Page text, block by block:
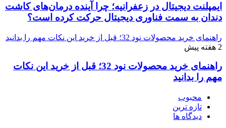
ایمپلنت دیجیتال در زعفرانیه؛ چرا آینده درمان‌های کاشت
دندان به سمت فناوری دیجیتال حرکت کرده است؟
راهنمای خرید محصولات نود 32؛ قبل از خرید این نکات مهم را بدانید
2 هفته پیش
راهنمای خرید محصولات نود 32؛ قبل از خرید این نکات
مهم را بدانید
محبوب
تازه ترین
دیدگاه ها